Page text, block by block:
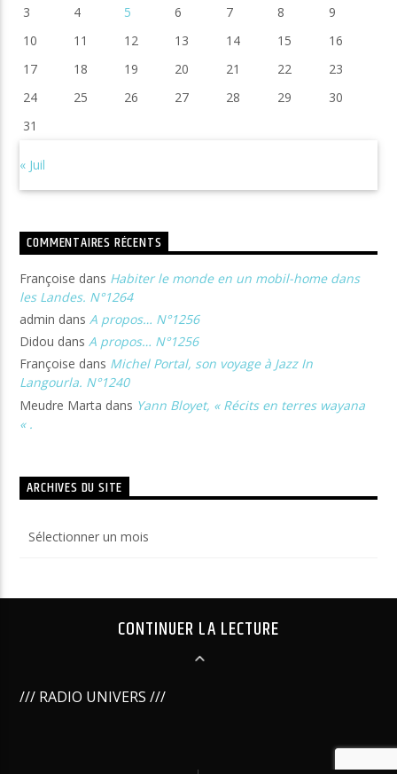
3
4 5 6 7 8
9
10
11 12 13 14 15
16
17
18 19 20 21 22
23
24
25 26 27 28 29
30
31
« Juil
COMMENTAIRES RÉCENTS
Françoise dans Habiter le monde en un mobil-home dans
les Landes. N°1264
admin dansA propos… N°1256
Didou dansA propos… N°1256
Françoise dans Michel Portal, son voyage à Jazz In
Langourla. N°1240
Meudre Marta dans Yann Bloyet, « Récits en terres wayana
« .
ARCHIVES DU SITE
du
CONTINUER LA LECTURE
/// RADIO UNIVERS ///